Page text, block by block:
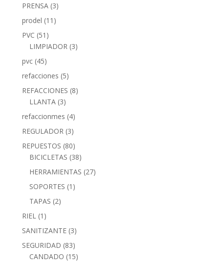
PRENSA (3)
prodel (11)
PVC (51)
LIMPIADOR (3)
pvc (45)
refacciones (5)
REFACCIONES (8)
LLANTA (3)
refaccionmes (4)
REGULADOR (3)
REPUESTOS (80)
BICICLETAS (38)
HERRAMIENTAS (27)
SOPORTES (1)
TAPAS (2)
RIEL (1)
SANITIZANTE (3)
SEGURIDAD (83)
CANDADO (15)